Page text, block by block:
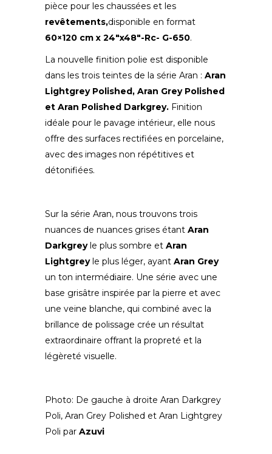
pièce pour les chaussées et les
revêtements,disponible en format
60×120 cm x 24″x48″-Rc- G-650.
La nouvelle finition polie est disponible
dans les trois teintes de la série Aran : Aran
Lightgrey Polished, Aran Grey Polished
et Aran Polished Darkgrey. Finition
idéale pour le pavage intérieur, elle nous
offre des surfaces rectifiées en porcelaine,
avec des images non répétitives et
détonifiées.
Sur la série Aran, nous trouvons trois
nuances de nuances grises étant Aran
Darkgreyle plus sombre et Aran
Lightgreyle plus léger, ayant Aran Grey
un ton intermédiaire. Une série avec une
base grisâtre inspirée par la pierre et avec
une veine blanche, qui combiné avec la
brillance de polissage crée un résultat
extraordinaire offrant la propreté et la
légèreté visuelle.
Photo: De gauche à droite Aran Darkgrey
Poli, Aran Grey Polished et Aran Lightgrey
Poli par Azuvi